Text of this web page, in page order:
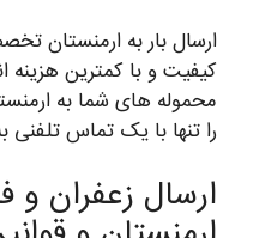
ارسال بار به ارمنستان
کیفیت و با کمترین هزینه
محموله های شما به
را تنها با یک تماس تلفنی
ارسال زعفران و